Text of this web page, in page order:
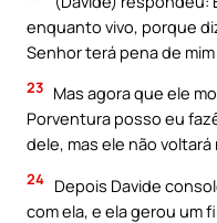
enquanto vivo, porque
Senhor terá pena de
23 Mas agora que ele
Porventura posso eu
dele, mas ele não
24 Depois Davide
com ela, e ela gerou um